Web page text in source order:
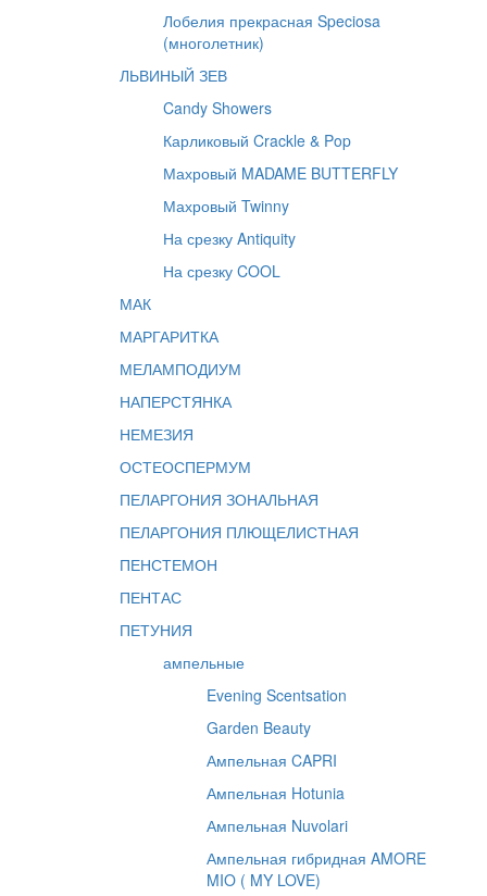
Лобелия прекрасная Speciosa
(многолетник)
ЛЬВИНЫЙ ЗЕВ
Candy Showers
Карликовый Crackle & Pop
Махровый MADAME BUTTERFLY
Махровый Twinny
На срезку Antiquity
На срезку COOL
МАК
МАРГАРИТКА
МЕЛАМПОДИУМ
НАПЕРСТЯНКА
НЕМЕЗИЯ
ОСТЕОСПЕРМУМ
ПЕЛАРГОНИЯ ЗОНАЛЬНАЯ
ПЕЛАРГОНИЯ ПЛЮЩЕЛИСТНАЯ
ПЕНСТЕМОН
ПЕНТАС
ПЕТУНИЯ
ампельные
Evening Scentsation
Garden Beauty
Ампельная CAPRI
Ампельная Hotunia
Ампельная Nuvolari
Ампельная гибридная AMORE
MIO ( MY LOVE)